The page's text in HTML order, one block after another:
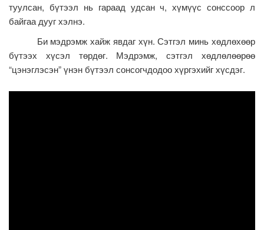
туулсан, бүтээл нь гараад удсан ч, хүмүүс сонссоор л
байгаа дууг хэлнэ.
Би мэдрэмж хайж явдаг хүн. Сэтгэл минь хөдлөхөөр
бүтээх хүсэл төрдөг. Мэдрэмж, сэтгэл хөдлөлөөрөө
“цэнэглэсэн” үнэн бүтээл сонсогчдодоо хүргэхийг хүсдэг.